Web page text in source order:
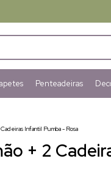
Penteadeiras
Infantil Pumba - Rosa
+ 2